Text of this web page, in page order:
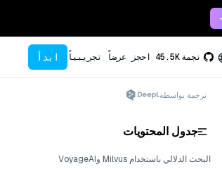
نجمة45.5K احجز عرضاً تجريبياً ابدأ
ترجمة بواسطة
جدول المحتويات
البحث الدلالي باستخدام Milvus وVoyageAI